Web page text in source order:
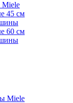
45 см
60 см
Miele